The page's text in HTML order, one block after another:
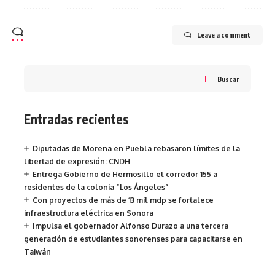
Leave a comment
Buscar
Entradas recientes
Diputadas de Morena en Puebla rebasaron límites de la
libertad de expresión: CNDH
Entrega Gobierno de Hermosillo el corredor 155 a
residentes de la colonia “Los Ángeles”
Con proyectos de más de 13 mil mdp se fortalece
infraestructura eléctrica en Sonora
Impulsa el gobernador Alfonso Durazo a una tercera
generación de estudiantes sonorenses para capacitarse en
Taiwán